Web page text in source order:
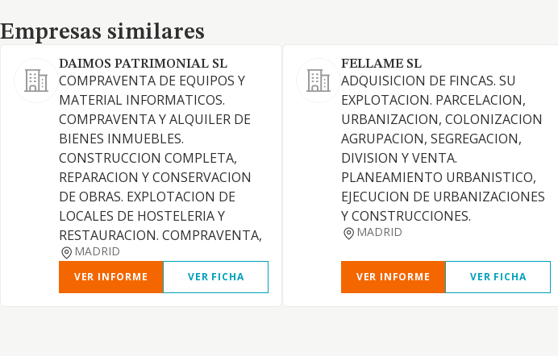
Empresas similares
Empresas similares
DAIMOS PATRIMONIAL SL
COMPRAVENTA DE EQUIPOS Y
MATERIAL INFORMATICOS.
COMPRAVENTA Y ALQUILER DE
BIENES INMUEBLES.
CONSTRUCCION COMPLETA,
REPARACION Y CONSERVACION
DE OBRAS. EXPLOTACION DE
LOCALES DE HOSTELERIA Y
RESTAURACION. COMPRAVENTA,
MADRID
VER INFORME VER FICHA
FELLAME SL
ADQUISICION DE FINCAS. SU
EXPLOTACION. PARCELACION,
URBANIZACION, COLONIZACION
AGRUPACION, SEGREGACION,
DIVISION Y VENTA.
PLANEAMIENTO URBANISTICO,
EJECUCION DE URBANIZACIONES
Y CONSTRUCCIONES.
MADRID
VER INFORME VER FICHA